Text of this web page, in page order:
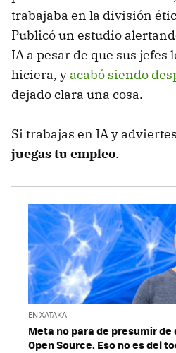
trabajaba en la división
Publicó un estudio
IA a pesar de que sus
hiciera, y acabó siendo
dejado clara una cosa.
Si trabajas en IA y
juegas tu empleo.
EN XATAKA
Meta no para de presumir de
Open Source. Eso no es del